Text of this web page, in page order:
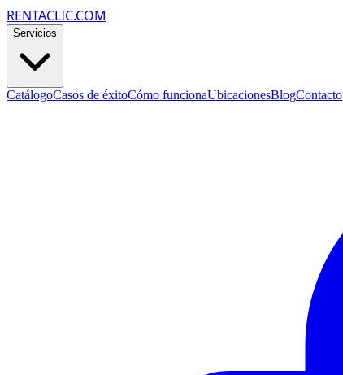
RENTACLIC.COM
Servicios
CatálogoCasos de éxitoCómo funcionaUbicacionesBlogContacto